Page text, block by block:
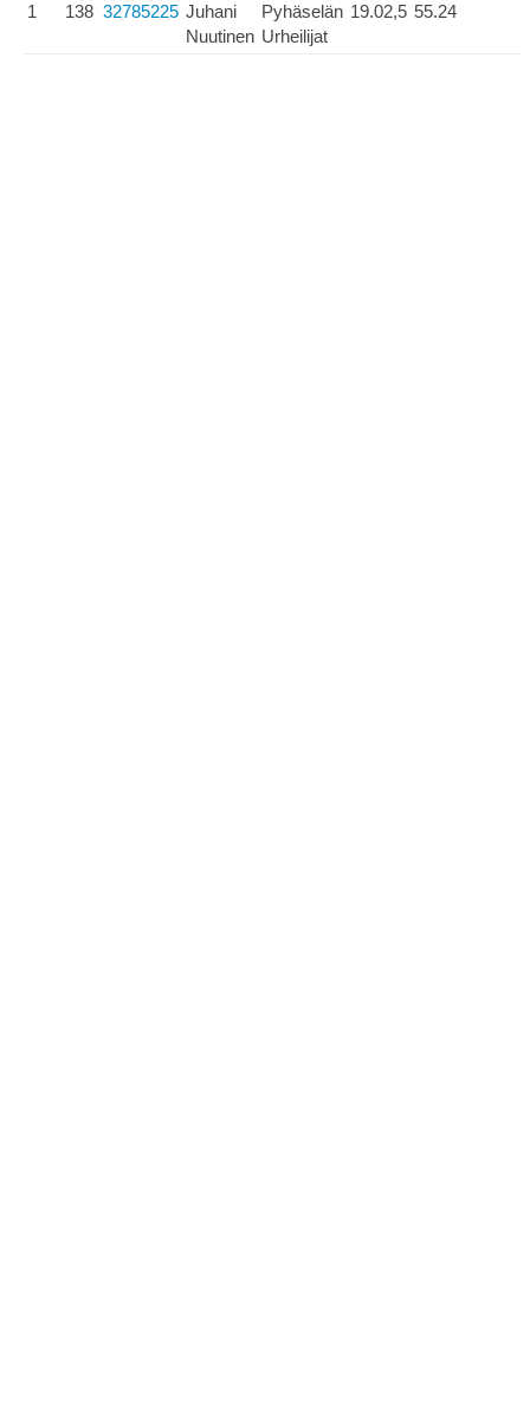
1 138 32785225 Juhani
Nuutinen
Pyhäselän
Urheilijat
19.02,5 55.24